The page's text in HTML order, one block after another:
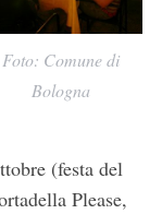
Foto: Comune di
Bologna
(festa del
Please,